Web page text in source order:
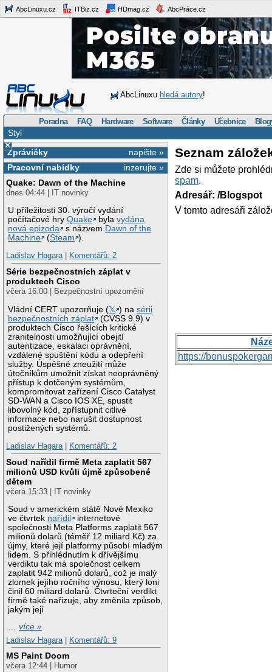
AbcLinuxu.cz ITBiz.cz HDmag.cz AbcPráce.cz
AbcLinuxu hledá autory!
Poradna FAQ Hardware Software Články Učebnice
Styl
×
napište »
Zprávičky
inzerujte »
Pracovní nabídky
Quake: Dawn of the Machine
dnes 04:44 | IT novinky
U příležitosti 30. výročí vydání
počítačové hryQuake bylavydána
nová epizoda
s názvem Dawn of the
Machine
(Steam ).
Ladislav Hagara| Komentářů: 2
Série bezpečnostních záplat v
produktech Cisco
včera 16:00 | Bezpečnostní upozornění
Vládní CERT upozorňuje (𝕏 ) nasérii
bezpečnostních záplat
(CVSS 9.9) v
produktech Cisco řešících kritické
zranitelnosti umožňující obejití
autentizace, eskalaci oprávnění,
vzdálené spuštění kódu a odepření
služby. Úspěšné zneužití může
útočníkům umožnit získat neoprávněný
přístup k dotčeným systémům,
kompromitovat zařízení Cisco Catalyst
SD-WAN a Cisco IOS XE, spustit
libovolný kód, zpřístupnit citlivé
informace nebo narušit dostupnost
postižených systémů.
Ladislav Hagara| Komentářů: 2
Soud nařídil firmě Meta zaplatit 567
milionů USD kvůli újmě způsobené
dětem
včera 15:33 | IT novinky
Soud v americkém státě Nové Mexiko
ve čtvrtek nařídil
internetové
společnosti Meta Platforms zaplatit 567
milionů dolarů (téměř 12 miliard Kč) za
újmy, které její platformy působí mladým
lidem. S přihlédnutím k dřívějšímu
verdiktu tak má společnost celkem
zaplatit 942 milionů dolarů, což je malý
zlomek jejího ročního výnosu, který loni
činil 60 miliard dolarů. Čtvrteční verdikt
firmě také nařizuje, aby změnila způsob,
jakým její
…více »
Ladislav Hagara
Komentářů: 9
MS Paint Doom
včera 12:44 | Humor
Seznam
Zde si můžete
spam.
Adresář: /Blogspot
V tomto adresáři
https://